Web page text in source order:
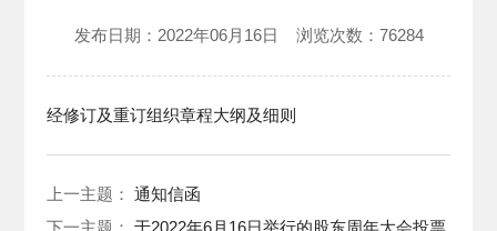
发布日期： 2022年06月16日 浏览次数： 76284
经修订及重订组织章程大纲及细则
上一主题：通知信函
下一主题：于2022年6月16日举行的股东周年大会投票